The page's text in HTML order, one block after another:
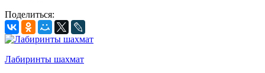
Поделиться:
Лабиринты шахмат